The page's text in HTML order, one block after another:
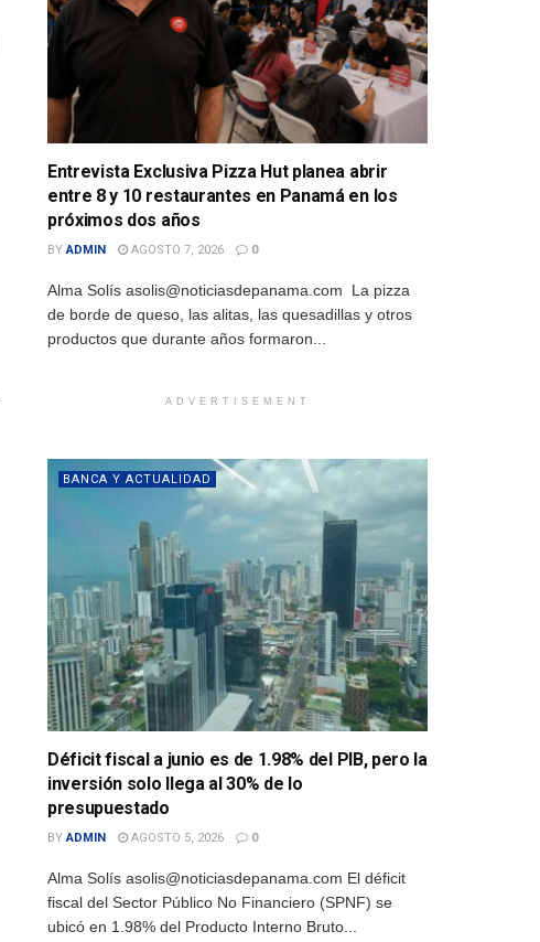
Entrevista Exclusiva Pizza Hut planea abrir
entre 8 y 10 restaurantes en Panamá en los
próximos dos años
BY ADMIN AGOSTO 7, 2026 0
Alma Solís asolis@noticiasdepanama.com La pizza
de borde de queso, las alitas, las quesadillas y otros
productos que durante años formaron...
ADVERTISEMENT
BANCA Y ACTUALIDAD
Déficit fiscal a junio es de 1.98% del PIB, pero la
inversión solo llega al 30% de lo
presupuestado
BY ADMIN AGOSTO 5, 2026 0
Alma Solís asolis@noticiasdepanama.com El déficit
fiscal del Sector Público No Financiero (SPNF) se
ubicó en 1.98% del Producto Interno Bruto...